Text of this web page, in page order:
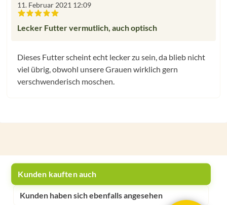
11. Februar 2021 12:09
Lecker Futter vermutlich, auch optisch
Dieses Futter scheint echt lecker zu sein, da blieb nicht
viel übrig, obwohl unsere Grauen wirklich gern
verschwenderisch moschen.
Kunden kauften auch
Kunden haben sich ebenfalls angesehen